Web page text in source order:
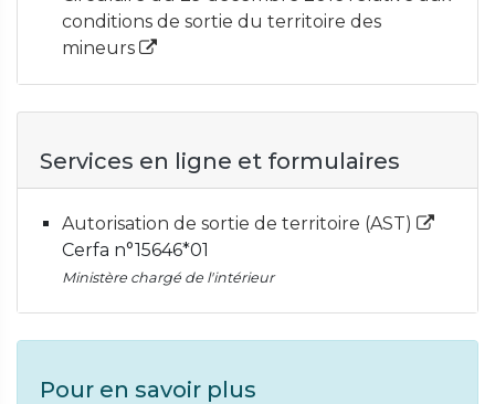
conditions de sortie du territoire des
mineurs
Services en ligne et formulaires
Autorisation de sortie de territoire (AST)
Cerfa n°15646*01
Ministère chargé de l'intérieur
Pour en savoir plus